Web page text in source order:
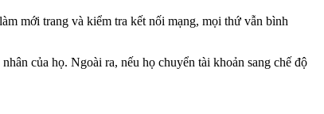
mới trang và kiểm tra kết nối mạng, mọi thứ vẫn bình
của họ. Ngoài ra, nếu họ chuyển tài khoản sang chế độ